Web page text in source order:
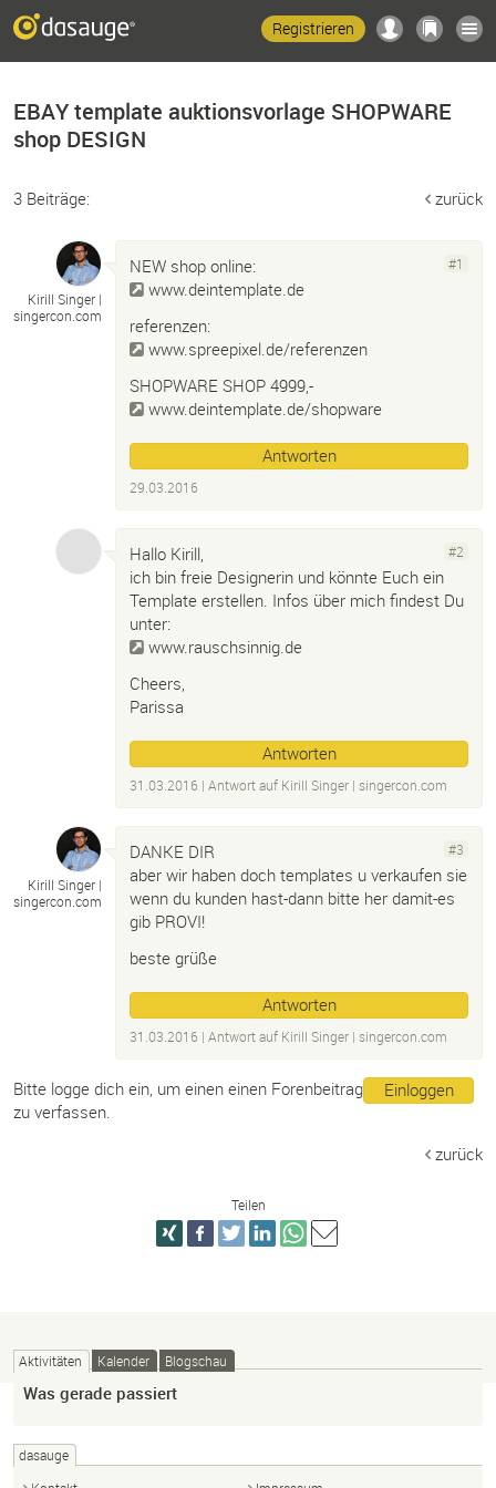
Registrieren
EBAY template auktionsvorlage SHOPWARE
shop DESIGN
3 Beiträge: zurück
Kirill Singer |
singercon. com
#1
NEW shop online:
www.deintemplate.de
referenzen:
www.spreepixel.de/referenzen
SHOPWARE SHOP 4999,-
www.deintemplate.de/shopware
Antworten
29.03.2016
#2
Hallo Kirill,
ich bin freie Designerin und könnte Euch ein
Template erstellen. Infos über mich findest Du
unter:
www.rauschsinnig.de
Cheers,
Parissa
Antworten
31.03.2016 | Antwort auf Kirill Singer | singercon. com
Kirill Singer |
singercon. com
#3
DANKE DIR
aber wir haben doch templates u verkaufen sie
wenn du kunden hast-dann bitte her damit-es
gib PROVI!
beste grüße
Antworten
31.03.2016 | Antwort auf Kirill Singer | singercon. com
Einloggen
Bitte logge dich ein, um einen einen Forenbeitrag
zu verfassen.
zurück
Teilen
Aktivitäten Kalender Blogschau
Was gerade passiert
dasauge